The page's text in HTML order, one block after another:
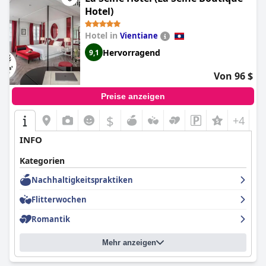
suchen, ist dasLe Sen Boutique Hotel
Hotel)
Hotel in Vientiane
9,1 Hervorragend
Von 96 $
Preise anzeigen
$ +4
INFO
Kategorien
Nachhaltigkeitspraktiken
Flitterwochen
Romantik
Mehr anzeigen